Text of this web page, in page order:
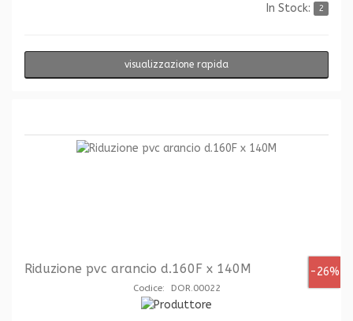
In Stock: 2
visualizzazione rapida
-26%
Riduzione pvc arancio d.160F x 140M
Codice: DOR.00022